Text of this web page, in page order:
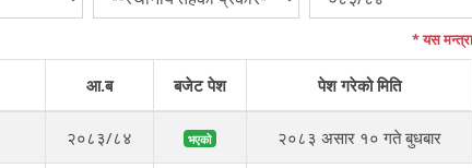
* यस
आ.ब बजेट पेश पेश गरेको मिति
२०८३/८४ भएको २०८३ असार १० गते बुधबार